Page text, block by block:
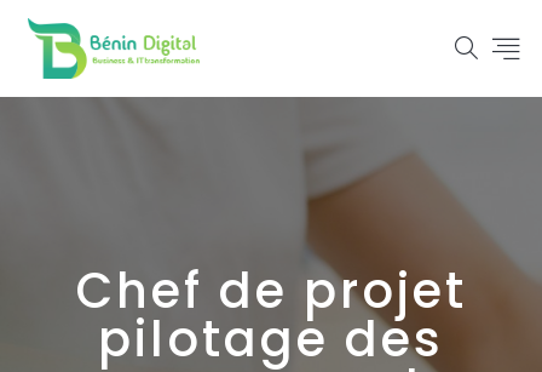
Chef de projet
pilotage des